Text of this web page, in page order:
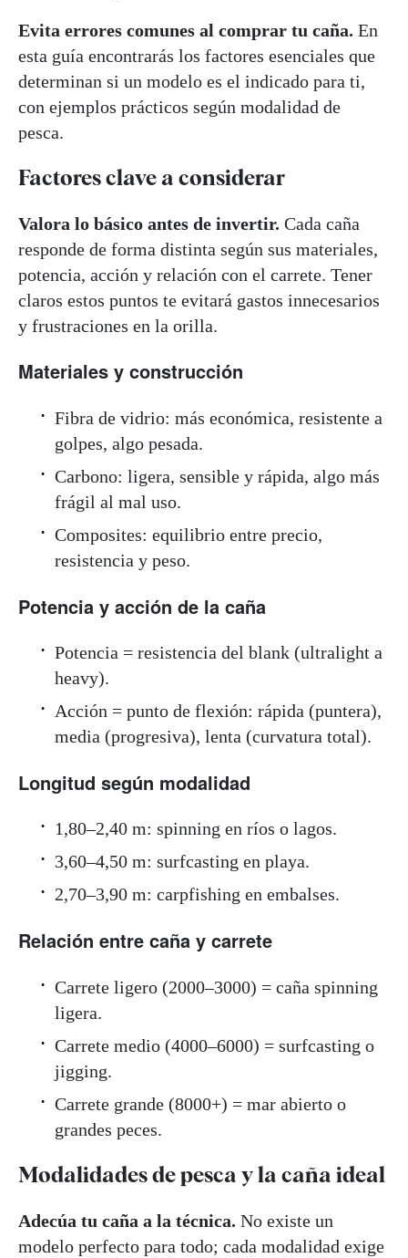
Evita errores comunes al comprar tu caña. En
esta guía encontrarás los factores esenciales que
determinan si un modelo es el indicado para ti,
con ejemplos prácticos según modalidad de
pesca.
Factores clave a considerar
Valora lo básico antes de invertir. Cada caña
responde de forma distinta según sus materiales,
potencia, acción y relación con el carrete. Tener
claros estos puntos te evitará gastos innecesarios
y frustraciones en la orilla.
Materiales y construcción
Fibra de vidrio: más económica, resistente a
golpes, algo pesada.
Carbono: ligera, sensible y rápida, algo más
frágil al mal uso.
Composites: equilibrio entre precio,
resistencia y peso.
Potencia y acción de la caña
Potencia = resistencia del blank (ultralight a
heavy).
Acción = punto de flexión: rápida (puntera),
media (progresiva), lenta (curvatura total).
Longitud según modalidad
1,80–2,40 m: spinning en ríos o lagos.
3,60–4,50 m: surfcasting en playa.
2,70–3,90 m: carpfishing en embalses.
Relación entre caña y carrete
Carrete ligero (2000–3000) = caña spinning
ligera.
Carrete medio (4000–6000) = surfcasting o
jigging.
Carrete grande (8000+) = mar abierto o
grandes peces.
Modalidades de pesca y la caña ideal
Adecúa tu caña a la técnica. No existe un
modelo perfecto para todo; cada modalidad exige